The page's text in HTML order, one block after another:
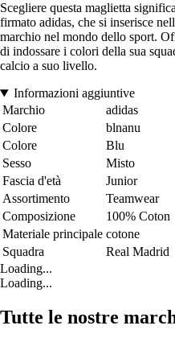
Scegliere questa maglietta
firmato adidas, che si inserisce
marchio nel mondo dello sport.
di indossare i colori della sua
calcio a suo livello.
Informazioni aggiuntive
Marchio
adidas
Colore
blnanu
Colore
Blu
Sesso
Misto
Fascia d'età
Junior
Assortimento
Teamwear
Composizione
100% Coton
Materiale principale cotone
Squadra
Real Madrid
Loading...
Loading...
Tutte le nostre